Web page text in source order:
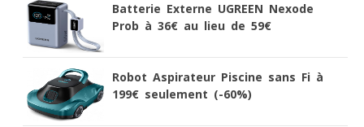
Batterie Externe UGREEN Nexode
Prob à 36€ au lieu de 59€
Robot Aspirateur Piscine sans Fi à
199€ seulement (-60%)